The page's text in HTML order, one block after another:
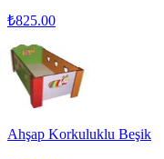
₺825.00
Ahşap Korkuluklu Beşik